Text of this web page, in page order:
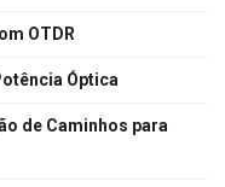
OTDR
Óptica
de Caminhos para